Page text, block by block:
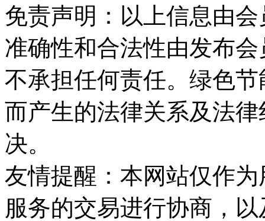
免责声明：以上信息由
准确性和合法性由发布
不承担任何责任。绿色
而产生的法律关系及法
决。
友情提醒：本网站仅作
服务的交易进行协商，